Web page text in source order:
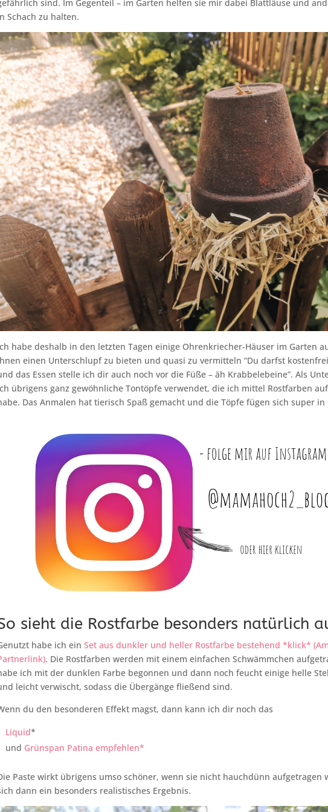
sind. Im Gegenteil – im Garten helfen sie mir dabei Blattläuse und
Schach zu halten.
habe deshalb in den letzten Tagen einige Ohrenkriecher-Häuser im Garten
einen Unterschlupf zu bieten und quasi zu vermitteln “Du darfst
das Essen stelle ich dir auch noch vor die Füße – äh Krabbelebeine”. Als
übrigens ganz gewöhnliche Tontöpfe verwendet, die ich mittel Rostfarben
Das Anmalen hat tierisch Spaß gemacht und die Töpfe fügen sich super
sieht die Rostfarbe besonders natürlich
habe ich einSet aus dunkler und heller Rostfarbe bestehend *klick*
. Die Rostfarben werden mit einem einfachen Schwämmchen
ich mit der dunklen Farbe begonnen und dann noch feucht einige helle
leicht verwischt, sodass die Übergänge fließend sind.
du den besonderen Effekt magst, dann kann ich dir noch das
Liquid*
und Grünspan Patina empfehlen*
Paste wirkt übrigens umso schöner, wenn sie nicht hauchdünn aufgetragen
dann ein besonders realistisches Ergebnis.